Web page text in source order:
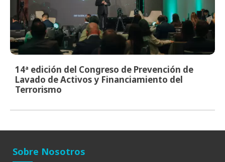
14ª edición del Congreso de Prevención de
Lavado de Activos y Financiamiento del
Terrorismo
Sobre Nosotros